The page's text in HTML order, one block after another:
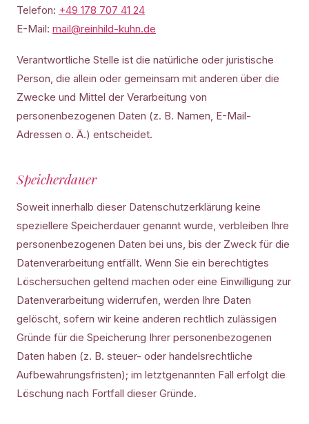
Telefon: +49 178 707 41 24
E-Mail: mail@reinhild-kuhn.de
Verantwortliche Stelle ist die natürliche oder juristische
Person, die allein oder gemeinsam mit anderen über die
Zwecke und Mittel der Verarbeitung von
personenbezogenen Daten (z. B. Namen, E-Mail-
Adressen o. Ä.) entscheidet.
Speicherdauer
Soweit innerhalb dieser Datenschutzerklärung keine
speziellere Speicherdauer genannt wurde, verbleiben Ihre
personenbezogenen Daten bei uns, bis der Zweck für die
Datenverarbeitung entfällt. Wenn Sie ein berechtigtes
Löschersuchen geltend machen oder eine Einwilligung zur
Datenverarbeitung widerrufen, werden Ihre Daten
gelöscht, sofern wir keine anderen rechtlich zulässigen
Gründe für die Speicherung Ihrer personenbezogenen
Daten haben (z. B. steuer- oder handelsrechtliche
Aufbewahrungsfristen); im letztgenannten Fall erfolgt die
Löschung nach Fortfall dieser Gründe.